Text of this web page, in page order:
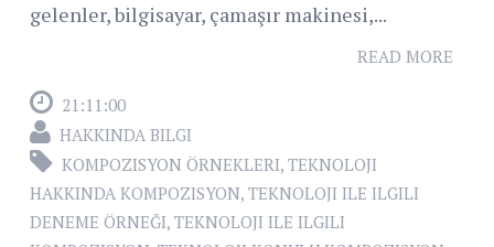
gelenler, bilgisayar, çamaşır makinesi,...
READ MORE
21:11:00
HAKKINDA BILGI
KOMPOZISYON ÖRNEKLERI, TEKNOLOJI
HAKKINDA KOMPOZISYON, TEKNOLOJI ILE ILGILI
DENEME ÖRNEĞI, TEKNOLOJI ILE ILGILI